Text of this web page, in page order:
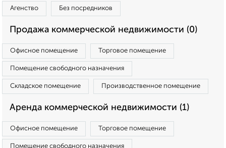
Агенство Без посредников
Продажа коммерческой недвижимости (0)
Офисное помещение Торговое помещение
Помещение свободного назначения
Складское помещение Производственное помещение
Аренда коммерческой недвижимости (1)
Офисное помещение Торговое помещение
Помещение свободного назначения